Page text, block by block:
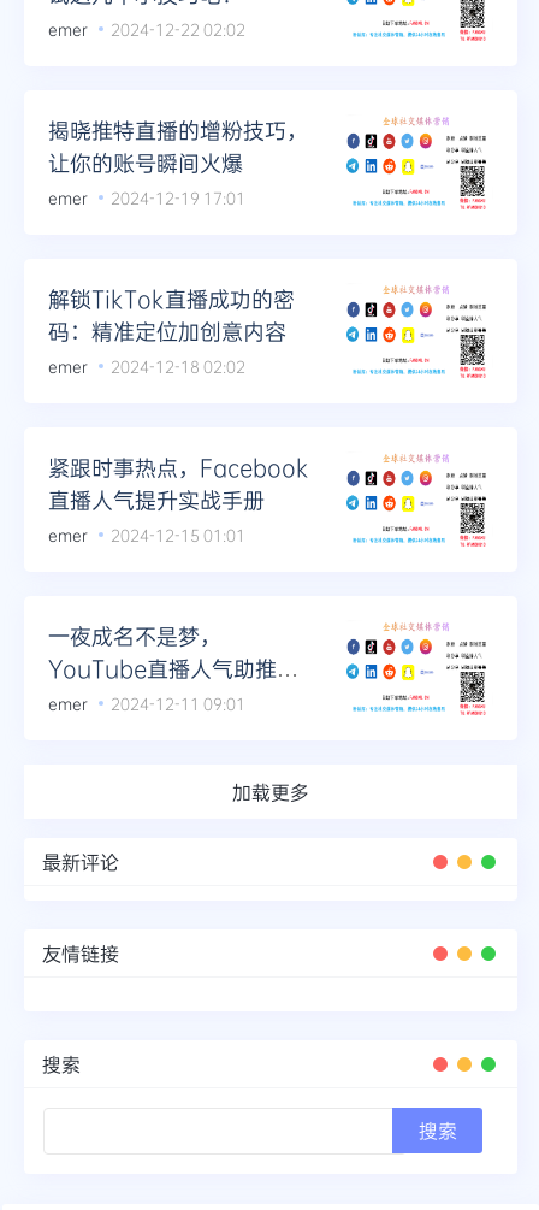
emer 2024-12-22 02:02
揭晓推特直播的增粉技巧，
让你的账号瞬间火爆
emer 2024-12-19 17:01
解锁TikTok直播成功的密
码：精准定位加创意内容
emer 2024-12-18 02:02
紧跟时事热点，Facebook
直播人气提升实战手册
emer 2024-12-15 01:01
一夜成名不是梦，
YouTube直播人气助推服
务详解
emer 2024-12-11 09:01
加载更多
最新评论
友情链接
搜索